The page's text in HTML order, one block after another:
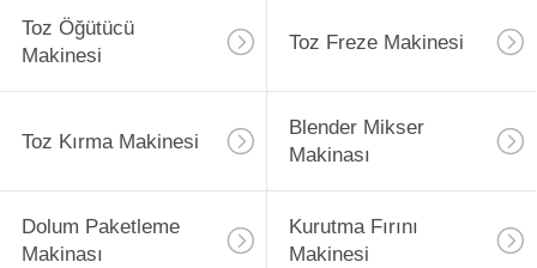
Toz Öğütücü
Makinesi
Toz Freze Makinesi
Toz Kırma Makinesi
Blender Mikser
Makinası
Dolum Paketleme
Makinası
Kurutma Fırını
Makinesi